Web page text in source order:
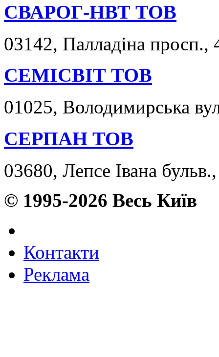
СВАРОГ-НВТ ТОВ
03142, Палладіна просп.,
СЕМІСВІТ ТОВ
01025, Володимирська
СЕРПАН ТОВ
03680, Лепсе Івана
© 1995-2026 Весь Київ
Контакти
Реклама